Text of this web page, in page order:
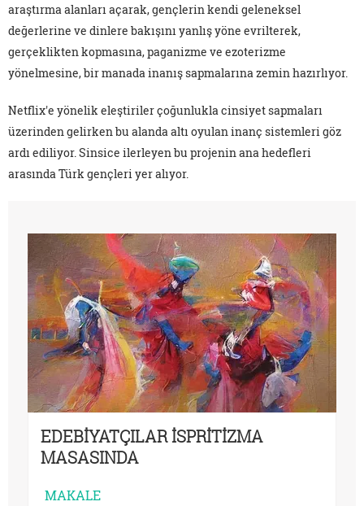
araştırma alanları açarak, gençlerin kendi geleneksel
değerlerine ve dinlere bakışını yanlış yöne evrilterek,
gerçeklikten kopmasına, paganizme ve ezoterizme
yönelmesine, bir manada inanış sapmalarına zemin hazırlıyor.
Netflix'e yönelik eleştiriler çoğunlukla cinsiyet sapmaları
üzerinden gelirken bu alanda altı oyulan inanç sistemleri göz
ardı ediliyor. Sinsice ilerleyen bu projenin ana hedefleri
arasında Türk gençleri yer alıyor.
EDEBİYATÇILAR İSPRİTİZMA
MASASINDA
MAKALE